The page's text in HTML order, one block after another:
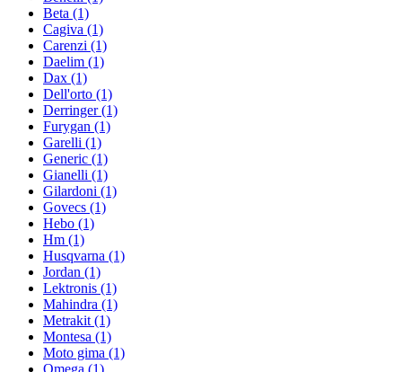
Beta (1)
Cagiva (1)
Carenzi (1)
Daelim (1)
Dax (1)
Dell'orto (1)
Derringer(1)
Furygan (1)
Garelli (1)
Generic (1)
Gianelli (1)
Gilardoni (1)
Govecs (1)
Hebo (1)
Hm (1)
Husqvarna (1)
Jordan (1)
Lektronis (1)
Mahindra (1)
Metrakit (1)
Montesa (1)
Moto gima (1)
Omega (1)